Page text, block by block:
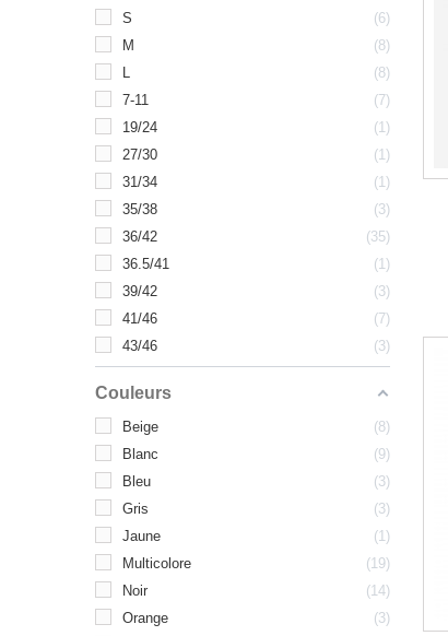
S
6
M
8
L
8
7-11
7
19/24
1
27/30
1
31/34
1
35/38
3
36/42
35
36.5/41
1
39/42
3
41/46
7
43/46
3
Couleurs
Beige
8
Blanc
9
Bleu
3
Gris
3
Jaune
1
Multicolore
19
Noir
14
Orange
3